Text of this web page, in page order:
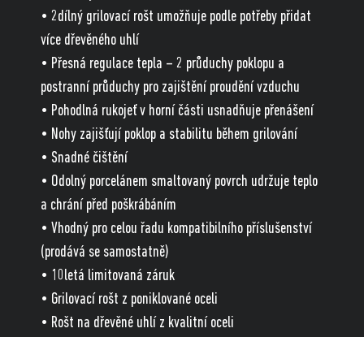
• 2dílný grilovací rošt umožňuje podle potřeby přidat
více dřevěného uhlí
• Přesná regulace tepla – 2 průduchy poklopu a
postranní průduchy pro zajištění proudění vzduchu
• Pohodlná rukojeť v horní části usnadňuje přenášení
• Nohy zajišťují poklop a stabilitu během grilování
• Snadné čištění
• Odolný porcelánem smaltovaný povrch udržuje teplo
a chrání před poškrábáním
• Vhodný pro celou řadu kompatibilního příslušenství
(prodává se samostatně)
• 10letá limitovaná záruk
• Grilovací rošt z poniklované oceli
• Rošt na dřevěné uhlí z kvalitní oceli